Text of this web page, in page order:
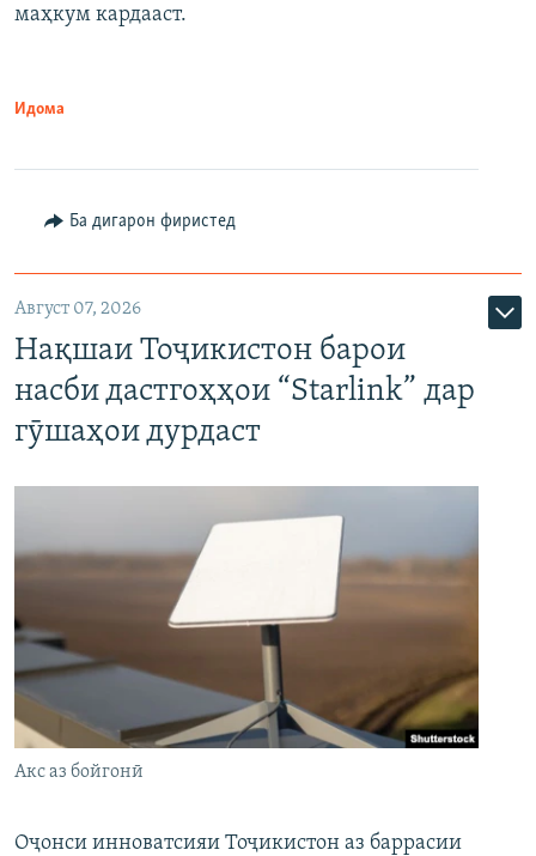
маҳкум кардааст.
Идома
Ба дигарон фиристед
Август 07, 2026
Нақшаи Тоҷикистон барои
насби дастгоҳҳои “Starlink” дар
гӯшаҳои дурдаст
Акс аз бойгонӣ
Оҷонси инноватсияи Тоҷикистон аз баррасии